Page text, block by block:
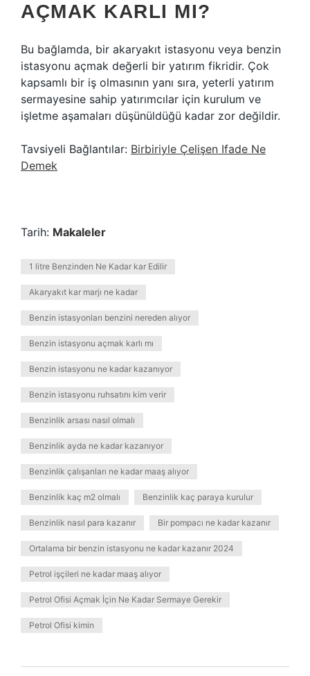
AÇMAK KARLI MI?
Bu bağlamda, bir akaryakıt istasyonu veya benzin
istasyonu açmak değerli bir yatırım fikridir. Çok
kapsamlı bir iş olmasının yanı sıra, yeterli yatırım
sermayesine sahip yatırımcılar için kurulum ve
işletme aşamaları düşünüldüğü kadar zor değildir.
Tavsiyeli Bağlantılar: Birbiriyle Çelişen Ifade Ne
Demek
Tarih: Makaleler
1 litre Benzinden Ne Kadar kar Edilir
Akaryakıt kar marjı ne kadar
Benzin istasyonları benzini nereden alıyor
Benzin istasyonu açmak karlı mı
Benzin istasyonu ne kadar kazanıyor
Benzin istasyonu ruhsatını kim verir
Benzinlik arsası nasıl olmalı
Benzinlik ayda ne kadar kazanıyor
Benzinlik çalışanları ne kadar maaş alıyor
Benzinlik kaç m2 olmalı Benzinlik kaç paraya kurulur
Benzinlik nasıl para kazanır Bir pompacı ne kadar kazanır
Ortalama bir benzin istasyonu ne kadar kazanır 2024
Petrol işçileri ne kadar maaş alıyor
Petrol Ofisi Açmak İçin Ne Kadar Sermaye Gerekir
Petrol Ofisi kimin